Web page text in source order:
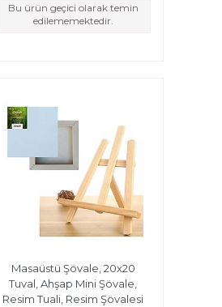
Bu ürün geçici olarak temin
edilememektedir.
Masaüstü Şövale, 20x20
Tuval, Ahşap Mini Şövale,
Resim Tuali, Resim Şövalesi